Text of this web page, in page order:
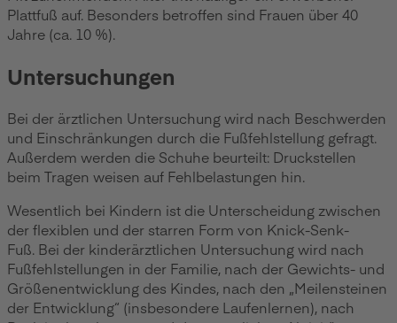
Plattfuß auf. Besonders betroffen sind Frauen über 40
Jahre (ca. 10 %).
Untersuchungen
Bei der ärztlichen Untersuchung wird nach Beschwerden
und Einschränkungen durch die Fußfehlstellung gefragt.
Außerdem werden die Schuhe beurteilt: Druckstellen
beim Tragen weisen auf Fehlbelastungen hin.
Wesentlich bei Kindern ist die Unterscheidung zwischen
der flexiblen und der starren Form von Knick-Senk-
Fuß. Bei der kinderärztlichen Untersuchung wird nach
Fußfehlstellungen in der Familie, nach der Gewichts- und
Größenentwicklung des Kindes, nach den „Meilensteinen
der Entwicklung“ (insbesondere Laufenlernen), nach